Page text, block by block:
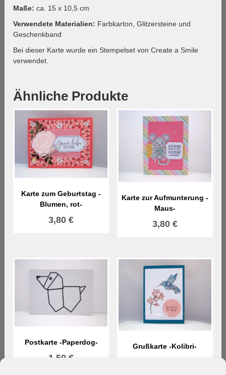
Maße: ca. 15 x 10,5 cm
Verwendete Materialien: Farbkarton, Glitzersteine und
Geschenkband
Bei dieser Karte wurde ein Stempelset von Create a Smile
verwendet.
Ähnliche Produkte
Karte zum Geburtstag -
Blumen, rot-
3,80€
Karte zur Aufmunterung -
Maus-
3,80 €
Postkarte -Paperdog-
1,50€
Grußkarte -Kolibri-